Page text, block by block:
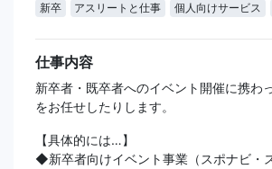
新卒 アスリートと仕事 個人向けサービス
仕事内容
新卒者・既卒者へのイベント開催に携わ
をお任せしたりします。
【具体的には…】
◆新卒者向けイベント事業（スポナビ・